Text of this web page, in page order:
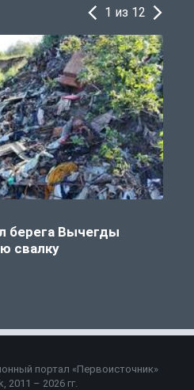
1 из 12
берега Вычегды
свалку
портал «Первоисточник»
2011 – 2026 гг.